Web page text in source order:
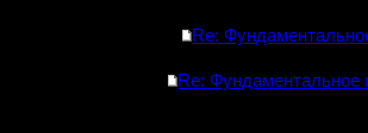
Re:
Re: Фундаментальное